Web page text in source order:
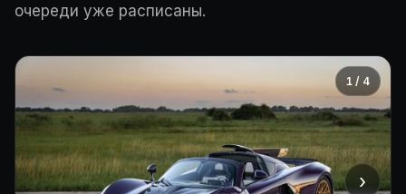
очереди уже расписаны.
›
1 / 4